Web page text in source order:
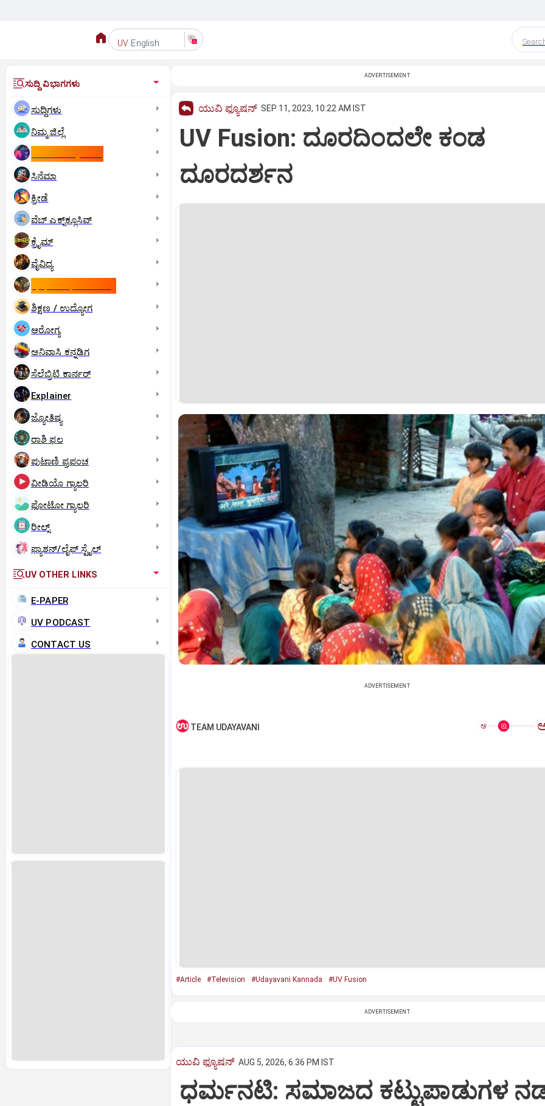
UV English
ಸುದ್ದಿ ವಿಭಾಗಗಳು
ಸುದ್ದಿಗಳು
ನಿಮ್ಮ ಜಿಲ್ಲೆ
ಸಿನೆಮಾ
ಕ್ರೀಡೆ
ವೆಬ್ ಎಕ್ಸ್‌ಕ್ಲೂಸಿವ್
ಕ್ರೈಮ್
ವೈವಿಧ್ಯ
ಶಿಕ್ಷಣ / ಉದ್ಯೋಗ
ಆರೋಗ್ಯ
ಅನಿವಾಸಿ ಕನ್ನಡಿಗ
ಸೆಲೆಬ್ರಿಟಿ ಕಾರ್ನರ್‌
Explainer
ಜ್ಯೋತಿಷ್ಯ
ರಾಶಿ ಫಲ
ಪುಟಾಣಿ ಪ್ರಪಂಚ
ವೀಡಿಯೊ ಗ್ಯಾಲರಿ
ಫೋಟೋ ಗ್ಯಾಲರಿ
ರೀಲ್ಸ್
ಫ್ಯಾಶನ್/ಲೈಫ್‌ ಸ್ಟೈಲ್
UV OTHER LINKS
E-PAPER
UV PODCAST
CONTACT US
ADVERTISEMENT
ಯುವಿ ಫ್ಯೂಷನ್ SEP 11, 2023, 10:22 AM IST
UV Fusion: ದೂರದಿಂದಲೇ ಕಂಡ
ದೂರದರ್ಶನ
ADVERTISEMENT
TEAM UDAYAVANI ಅ
#Article #Television #Udayavani Kannada #UV Fusion
ADVERTISEMENT
ಯುವಿ ಫ್ಯೂಷನ್ AUG 5, 2026, 6:36 PM IST
ಧರ್ಮನಟಿ: ಸಮಾಜದ ಕಟ್ಟುಪಾಡುಗಳ